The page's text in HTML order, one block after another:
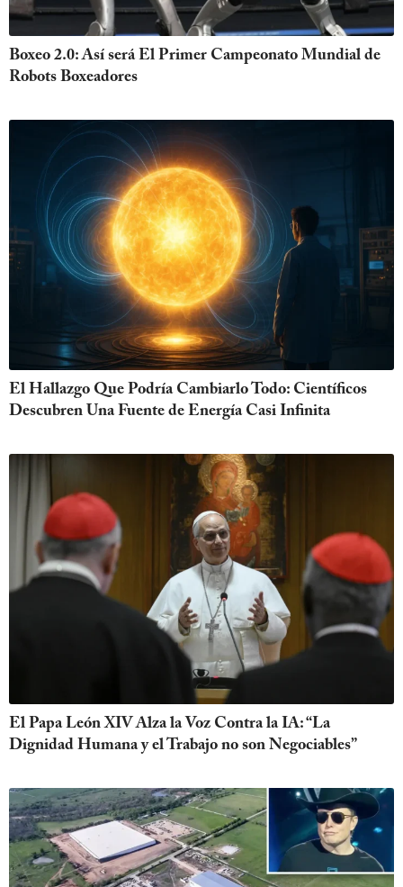
Boxeo 2.0: Así será El Primer Campeonato Mundial de
Robots Boxeadores
El Hallazgo Que Podría Cambiarlo Todo: Científicos
Descubren Una Fuente de Energía Casi Infinita
El Papa León XIV Alza la Voz Contra la IA: “La
Dignidad Humana y el Trabajo no son Negociables”